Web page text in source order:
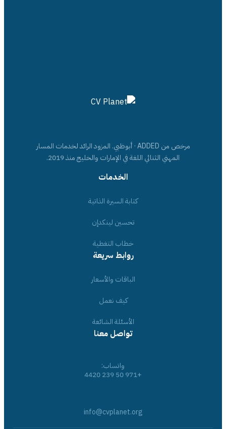
مرخص من ADDED · أبوظبي. المزود الرائد لخدمات المسار
المهني الثنائي اللغة في الإمارات والخليج منذ 2019.
الخدمات
كتابة السيرة الذاتية
تحسين لينكدإن
خطاب التغطية
روابط سريعة
الباقات والأسعار
كيف نعمل
الأسئلة الشائعة
تواصل معنا
واتساب:
+971 50 239 4420
info@cvplanet.org